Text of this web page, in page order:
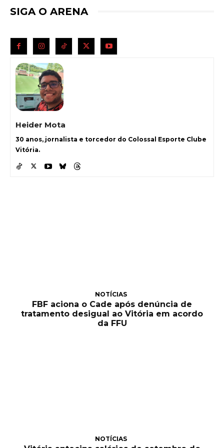
SIGA O ARENA
Heider Mota
30 anos, jornalista e torcedor do Colossal Esporte Clube
Vitória.
NOTÍCIAS
FBF aciona o Cade após denúncia de
tratamento desigual ao Vitória em acordo
da FFU
NOTÍCIAS